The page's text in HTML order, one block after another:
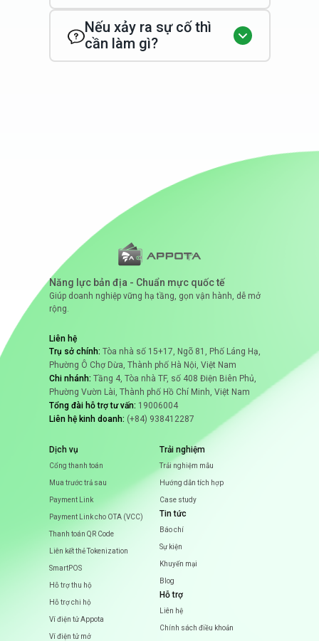
Nếu xảy ra sự cố thì
cần làm gì?
Năng lực bản địa - Chuẩn mực quốc tế
Giúp doanh nghiệp vững hạ tầng, gọn vận hành, dễ mở
rộng.
Liên hệ
Trụ sở chính: Tòa nhà số 15+17, Ngõ 81, Phố Láng Hạ,
Phường Ô Chợ Dừa, Thành phố Hà Nội, Việt Nam
Chi nhánh: Tầng 4, Tòa nhà TF, số 408 Điện Biên Phủ,
Phường Vườn Lài, Thành phố Hồ Chí Minh, Việt Nam
Tổng đài hỗ trợ tư vấn: 19006004
Liên hệ kinh doanh: (+84) 938412287
Dịch vụ
Cổng thanh toán
Mua trước trả sau
Payment Link
Payment Link cho OTA (VCC)
Thanh toán QR Code
Liên kết thẻ Tokenization
SmartPOS
Hỗ trợ thu hộ
Hỗ trợ chi hộ
Ví điện tử Appota
Ví điện tử mở
Trải nghiệm
Trải nghiệm mẫu
Hướng dẫn tích hợp
Case study
Tin tức
Báo chí
Sự kiện
Khuyến mại
Blog
Hỗ trợ
Liên hệ
Chính sách điều khoản